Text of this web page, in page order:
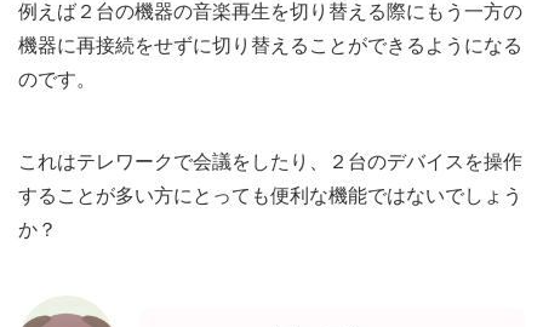
例えば２台の機器の音楽再生を切り替える際にもう一方の
機器に再接続をせずに切り替えることができるようになる
のです。
これはテレワークで会議をしたり、２台のデバイスを操作
することが多い方にとっても便利な機能ではないでしょう
か？